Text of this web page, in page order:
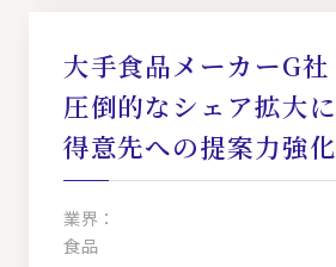
大手食品メーカーG社
圧倒的なシェア拡大
得意先への提案力強化
業界：
食品